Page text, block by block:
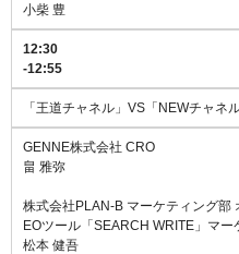
小柴 豊
12:30
-12:55
「王道チャネル」VS「NEWチャネル
GENNE株式会社 CRO
畠 雅弥
株式会社PLAN-B マーケティング部
EOツール「SEARCH WRITE」マー
松本 健吾